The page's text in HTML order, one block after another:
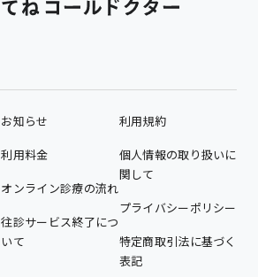
お知らせ
利用料金
オンライン診療の流れ
往診サービス終了につ
いて
利用規約
個人情報の取り扱いに
関して
プライバシーポリシー
特定商取引法に基づく
表記